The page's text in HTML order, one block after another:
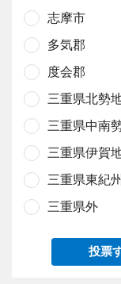
志摩市
多気郡
度会郡
三重県北勢
三重県中南
三重県伊賀
三重県東紀
三重県外
投票